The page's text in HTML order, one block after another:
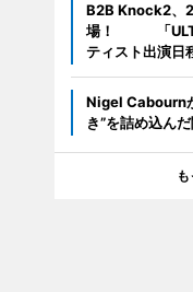
B2B Knock2、
場！ 「
ティスト出演日
Nigel Cabourn
き”を詰め込ん